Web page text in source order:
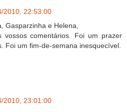
2010, 22:53:00
Gasparzinha e Helena,
vossos comentários. Foi um prazer
Foi um fim-de-semana inesquecível.
2010, 23:01:00